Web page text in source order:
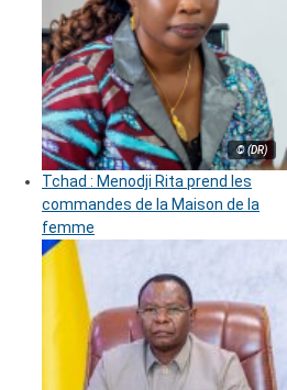
© (DR)
Tchad : Menodji Rita prend les
commandes de la Maison de la
femme